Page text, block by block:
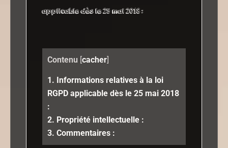
applicable dès le 25 mai 2018 :
Contenu [cacher]
1. Informations relatives à la loi
RGPD applicable dès le 25 mai 2018
:
2. Propriété intellectuelle :
3. Commentaires :